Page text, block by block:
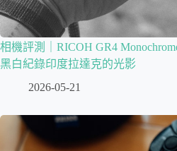
相機評測｜RICOH GR4
黑白紀錄印度拉達克的光影
2026-05-21